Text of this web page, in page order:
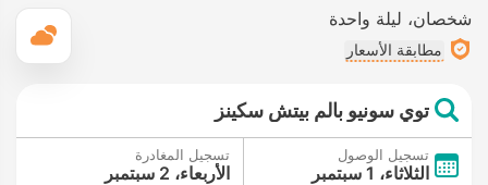
شخصان ليلة واحدة
مطابقة الأسعار
توي سونيو بالم بيتش سكينز
تسجيل الوصول
الثلاثاء، 1 سبتمبر
تسجيل المغادرة
الأربعاء، 2 سبتمبر